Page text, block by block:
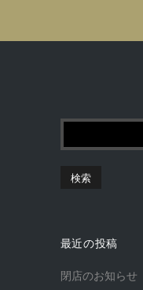
最近の投稿
閉店のお知らせ